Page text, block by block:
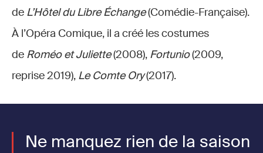
de L’Hôtel du Libre Échange(Comédie-Française).
À l’Opéra Comique, il a créé les costumes
de Roméo et Juliette(2008), Fortunio(2009,
reprise 2019), Le Comte Ory(2017).
Ne manquez rien de la saison